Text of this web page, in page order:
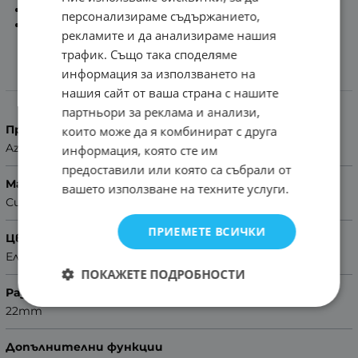
Помощ за размер на каишка
Характеристики
Производител
Azzuro
Материал
Силикон
Цвят
Електриково зелен
Размер
22mm
Допълнителни функции
персонализираме съдържанието,
рекламите и да анализираме нашия
трафик. Също така споделяме
информация за използването на
нашия сайт от ваша страна с нашите
партньори за реклама и анализи,
които може да я комбинират с друга
информация, която сте им
предоставили или която са събрали от
вашето използване на техните услуги.
ПРИЕМЕТЕ ВСИЧКИ
ПОКАЖЕТЕ ПОДРОБНОСТИ